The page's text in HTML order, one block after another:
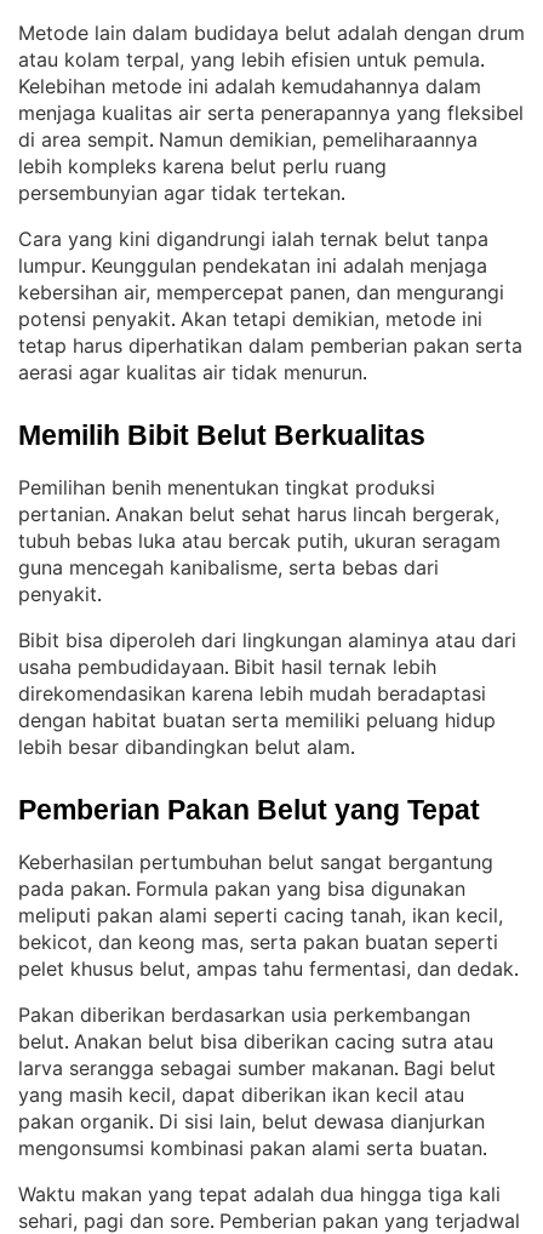
Metode lain dalam budidaya belut adalah dengan drum
atau kolam terpal, yang lebih efisien untuk pemula
Kelebihan metode ini adalah kemudahannya dalam
menjaga kualitas air serta penerapannya yang fleksibel
di area sempit. Namun demikian, pemeliharaannya
lebih kompleks karena belut perlu ruang
persembunyian agar tidak tertekan.
Cara yang kini digandrungi ialah ternak belut tanpa
lumpur. Keunggulan pendekatan ini adalah menjaga
kebersihan air, mempercepat panen, dan mengurangi
potensi penyakit. Akan tetapi demikian, metode ini
tetap harus diperhatikan dalam pemberian pakan serta
aerasi agar kualitas air tidak menurun.
Memilih Bibit Belut Berkualitas
Pemilihan benih menentukan tingkat produksi
pertanian. Anakan belut sehat harus lincah bergerak,
tubuh bebas luka atau bercak putih, ukuran seragam
guna mencegah kanibalisme, serta bebas dari
penyakit.
Bibit bisa diperoleh dari lingkungan alaminya atau dari
usaha pembudidayaan. Bibit hasil ternak lebih
direkomendasikan karena lebih mudah beradaptasi
dengan habitat buatan serta memiliki peluang hidup
lebih besar dibandingkan belut alam.
Pemberian Pakan Belut yang Tepat
Keberhasilan pertumbuhan belut sangat bergantung
pada pakan. Formula pakan yang bisa digunakan
meliputi pakan alami seperti cacing tanah, ikan kecil,
bekicot, dan keong mas, serta pakan buatan seperti
pelet khusus belut, ampas tahu fermentasi, dan dedak.
Pakan diberikan berdasarkan usia perkembangan
belut. Anakan belut bisa diberikan cacing sutra atau
larva serangga sebagai sumber makanan. Bagi belut
yang masih kecil, dapat diberikan ikan kecil atau
pakan organik. Di sisi lain, belut dewasa dianjurkan
mengonsumsi kombinasi pakan alami serta buatan.
Waktu makan yang tepat adalah dua hingga tiga kali
sehari, pagi dan sore. Pemberian pakan yang terjadwal